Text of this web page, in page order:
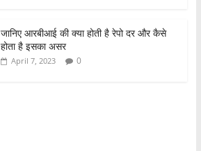
जानिए आरबीआई की क्या होती है रेपो दर और कैसे
होता है इसका असर
April 7, 2023 0